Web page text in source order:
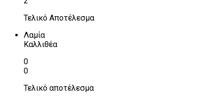
Τελικό Αποτέλεσμα
Λαμία
Καλλιθέα
0
0
Τελικό αποτέλεσμα